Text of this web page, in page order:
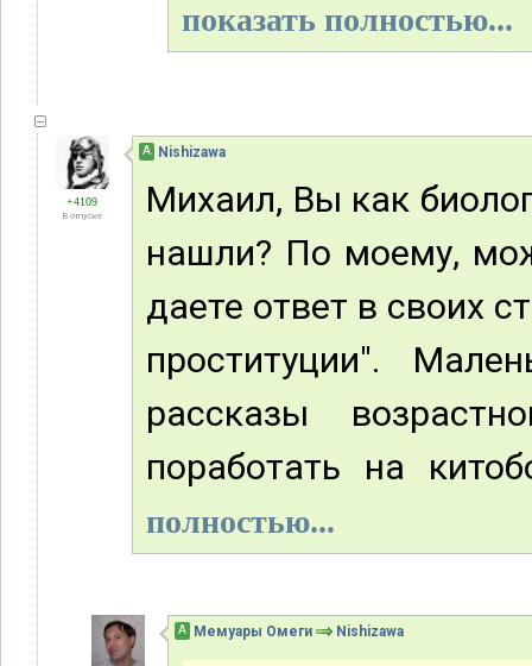
показать полностью...
+4109
В отпуске
А Nishizawa
Михаил, Вы как
нашли? По моему,
даете ответ в своих
проституции".
рассказы
поработать на
полностью...
А Мемуары Омеги Nishizawa